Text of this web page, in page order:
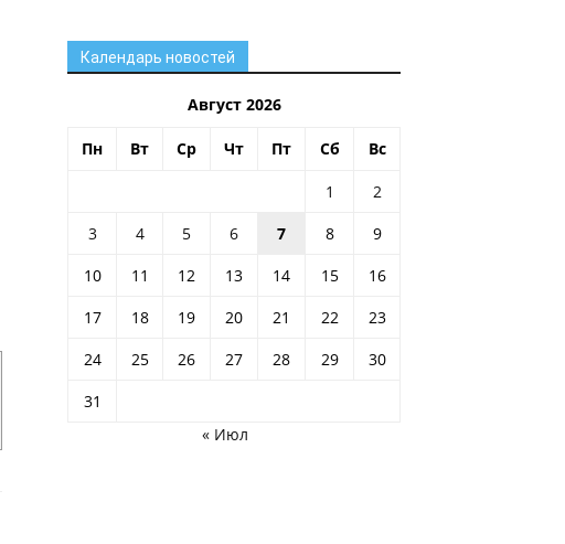
Календарь новостей
Август 2026
Пн Вт Ср Чт Пт Сб Вс
1
2
3
4 5 6 7 8
9
10
11 12 13 14 15
16
17
18 19 20 21 22
23
24
25 26 27 28 29
30
31
« Июл